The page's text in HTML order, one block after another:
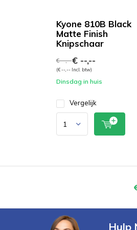
Kyone 810B Black
Matte Finish
Knipschaar
€ --,--€ --,--
(€ --,-- Incl. btw)
Dinsdag in huis
Vergelijk
Hulp